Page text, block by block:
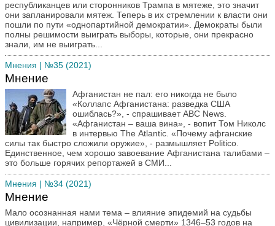
республиканцев или сторонников Трампа в мятеже, это значит
они запланировали мятеж. Теперь в их стремлении к власти они
пошли по пути «однопартийной демократии». Демократы были
полны решимости выиграть выборы, которые, они прекрасно
знали, им не выиграть...
Мнения | №35 (2021)
Мнение
Афганистан не пал: его никогда не было
«Коллапс Афганистана: разведка США
ошиблась?», - спрашивает ABC News.
«Афганистан – ваша вина», - вопит Том Николс
в интервью The Atlantic. «Почему афганские
силы так быстро сложили оружие», - размышляет Politico.
Единственное, чем хорошо завоевание Афганистана талибами –
это больше горячих репортажей в СМИ...
Мнения | №34 (2021)
Мнение
Мало осознанная нами тема – влияние эпидемий на судьбы
цивилизации, например, «Чёрной смерти» 1346–53 годов на